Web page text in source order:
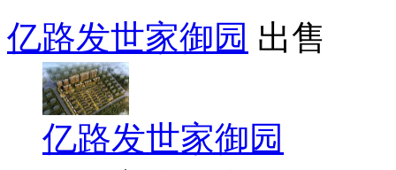
亿路发世家御园 出售
亿路发世家御园